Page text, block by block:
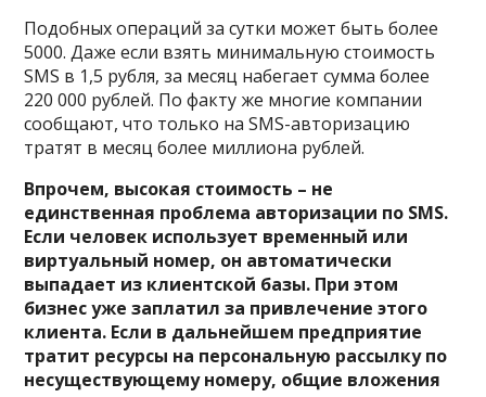
Подобных операций за сутки может быть более
5000. Даже если взять минимальную стоимость
SMS в 1,5 рубля, за месяц набегает сумма более
220 000 рублей. По факту же многие компании
сообщают, что только на SMS-авторизацию
тратят в месяц более миллиона рублей.
Впрочем, высокая стоимость – не
единственная проблема авторизации по SMS.
Если человек использует временный или
виртуальный номер, он автоматически
выпадает из клиентской базы. При этом
бизнес уже заплатил за привлечение этого
клиента. Если в дальнейшем предприятие
тратит ресурсы на персональную рассылку по
несуществующему номеру, общие вложения